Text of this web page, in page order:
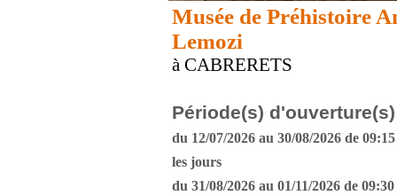
Musée de Préhistoire
Lemozi
à CABRERETS
Période(s) d'ouverture(s)
du 12/07/2026 au 30/08/2026 de
les jours
du 31/08/2026 au 01/11/2026 de